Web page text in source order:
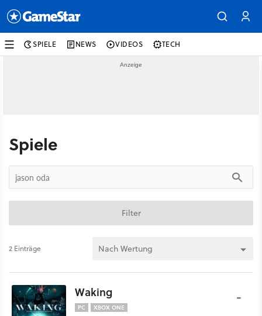
SPIELE NEWS VIDEOS TECH
Spiele
Filter
2 Einträge
Waking
PC XBOX ONE
-